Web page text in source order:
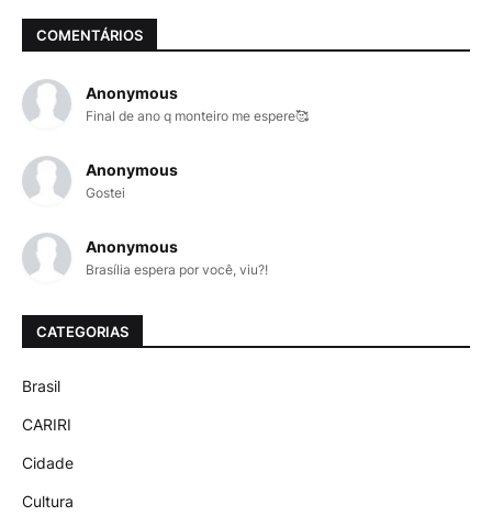
COMENTÁRIOS
Anonymous
Final de ano q monteiro me espere🥰
Anonymous
Gostei
Anonymous
Brasília espera por você, viu?!
CATEGORIAS
Brasil
CARIRI
Cidade
Cultura